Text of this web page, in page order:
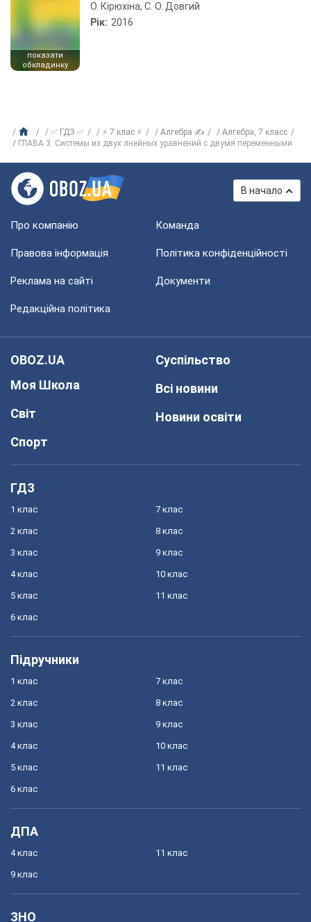
показати
обкладинку
О. Кірюхіна, С. О. Довгий
Рік: 2016
✅ ГДЗ ✅ ⚡ 7 клас ⚡ Алгебра ✍
Алгебра, 7 класс
ГЛАВА 3. Системы из двух лнейных уравнений с двумя переменными
В начало
Про компанію Команда
Правова інформація Політика конфіденційності
Реклама на сайті Документи
Редакційна політика
OBOZ.UA
Моя Школа
Світ
Спорт
Суспільство
Всі новини
Новини освіти
ГДЗ
1 клас
2 клас
3 клас
4 клас
5 клас
6 клас
7 клас
8 клас
9 клас
10 клас
11 клас
Підручники
1 клас
2 клас
3 клас
4 клас
5 клас
6 клас
7 клас
8 клас
9 клас
10 клас
11 клас
ДПА
4 клас
9 клас
11 клас
ЗНО